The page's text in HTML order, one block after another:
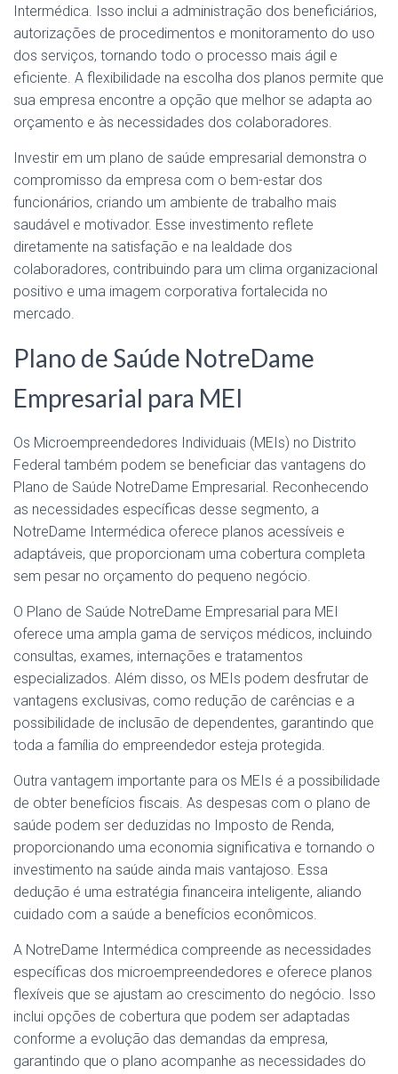
Intermédica. Isso inclui a administração dos beneficiários,
autorizações de procedimentos e monitoramento do uso
dos serviços, tornando todo o processo mais ágil e
eficiente. A flexibilidade na escolha dos planos permite que
sua empresa encontre a opção que melhor se adapta ao
orçamento e às necessidades dos colaboradores.
Investir em um plano de saúde empresarial demonstra o
compromisso da empresa com o bem-estar dos
funcionários, criando um ambiente de trabalho mais
saudável e motivador. Esse investimento reflete
diretamente na satisfação e na lealdade dos
colaboradores, contribuindo para um clima organizacional
positivo e uma imagem corporativa fortalecida no
mercado.
Plano de Saúde NotreDame
Empresarial para MEI
Os Microempreendedores Individuais (MEIs) no Distrito
Federal também podem se beneficiar das vantagens do
Plano de Saúde NotreDame Empresarial. Reconhecendo
as necessidades específicas desse segmento, a
NotreDame Intermédica oferece planos acessíveis e
adaptáveis, que proporcionam uma cobertura completa
sem pesar no orçamento do pequeno negócio.
O Plano de Saúde NotreDame Empresarial para MEI
oferece uma ampla gama de serviços médicos, incluindo
consultas, exames, internações e tratamentos
especializados. Além disso, os MEIs podem desfrutar de
vantagens exclusivas, como redução de carências e a
possibilidade de inclusão de dependentes, garantindo que
toda a família do empreendedor esteja protegida.
Outra vantagem importante para os MEIs é a possibilidade
de obter benefícios fiscais. As despesas com o plano de
saúde podem ser deduzidas no Imposto de Renda,
proporcionando uma economia significativa e tornando o
investimento na saúde ainda mais vantajoso. Essa
dedução é uma estratégia financeira inteligente, aliando
cuidado com a saúde a benefícios econômicos.
A NotreDame Intermédica compreende as necessidades
específicas dos microempreendedores e oferece planos
flexíveis que se ajustam ao crescimento do negócio. Isso
inclui opções de cobertura que podem ser adaptadas
conforme a evolução das demandas da empresa,
garantindo que o plano acompanhe as necessidades do